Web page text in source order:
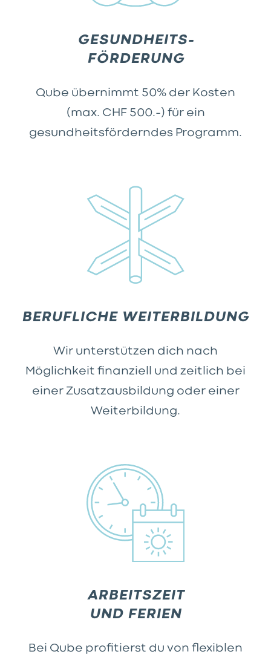
GESUNDHEITS-
FÖRDERUNG
Qube übernimmt 50% der Kosten
(max. CHF 500.–) für ein
gesundheitsförderndes Programm.
BERUFLICHE WEITERBILDUNG
Wir unterstützen dich nach
Möglichkeit finanziell und zeitlich bei
einer Zusatzausbildung oder einer
Weiterbildung.
ARBEITSZEIT
UND FERIEN
Bei Qube profitierst du von flexiblen